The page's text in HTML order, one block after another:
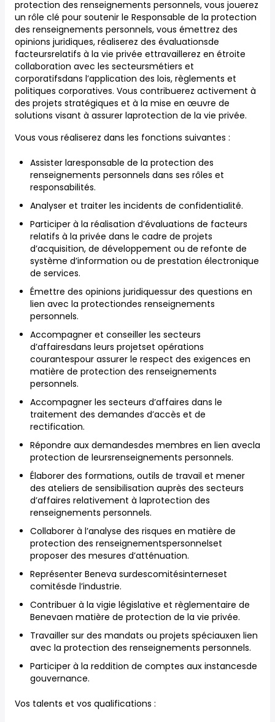
protection des renseignements personnels, vous jouerez
un rôle clé pour soutenir le Responsable de la protection
des renseignements personnels, vous émettrez des
opinions juridiques, réaliserez des évaluationsde
facteursrelatifs à la vie privée ettravaillerez en étroite
collaboration avec les secteursmétiers et
corporatifsdans l’application des lois, règlements et
politiques corporatives. Vous contribuerez activement à
des projets stratégiques et à la mise en œuvre de
solutions visant à assurer laprotection de la vie privée.
Vous vous réaliserez dans les fonctions suivantes :
Assister laresponsable de la protection des
renseignements personnels dans ses rôles et
responsabilités.
Analyser et traiter les incidents de confidentialité.
Participer à la réalisation d’évaluations de facteurs
relatifs à la privée dans le cadre de projets
d’acquisition, de développement ou de refonte de
système d’information ou de prestation électronique
de services.
Émettre des opinions juridiquessur des questions en
lien avec la protectiondes renseignements
personnels.
Accompagner et conseiller les secteurs
d’affairesdans leurs projetset opérations
courantespour assurer le respect des exigences en
matière de protection des renseignements
personnels.
Accompagner les secteurs d’affaires dans le
traitement des demandes d’accès et de
rectification.
Répondre aux demandesdes membres en lien avecla
protection de leursrenseignements personnels.
Élaborer des formations, outils de travail et mener
des ateliers de sensibilisation auprès des secteurs
d’affaires relativement à laprotection des
renseignements personnels.
Collaborer à l’analyse des risques en matière de
protection des renseignementspersonnelset
proposer des mesures d’atténuation.
Représenter Beneva surdescomitésinterneset
comitésde l’industrie.
Contribuer à la vigie législative et règlementaire de
Benevaen matière de protection de la vie privée.
Travailler sur des mandats ou projets spéciauxen lien
avec la protection des renseignements personnels.
Participer à la reddition de comptes aux instancesde
gouvernance.
Vos talents et vos qualifications :